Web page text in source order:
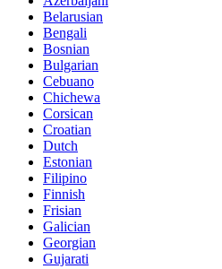
Belarusian
Bengali
Bosnian
Bulgarian
Cebuano
Chichewa
Corsican
Croatian
Dutch
Estonian
Filipino
Finnish
Frisian
Galician
Georgian
Gujarati